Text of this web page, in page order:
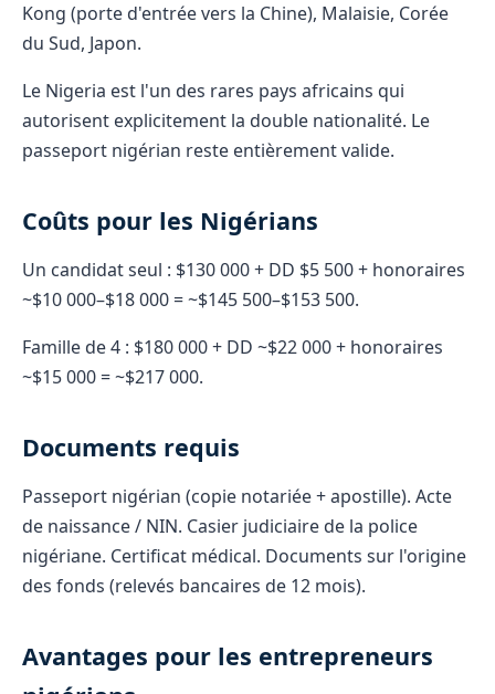
Kong (porte d'entrée vers la Chine), Malaisie, Corée
du Sud, Japon.
Le Nigeria est l'un des rares pays africains qui
autorisent explicitement la double nationalité. Le
passeport nigérian reste entièrement valide.
Coûts pour les Nigérians
Un candidat seul : $130 000 + DD $5 500 + honoraires
~$10 000–$18 000 = ~$145 500–$153 500.
Famille de 4 : $180 000 + DD ~$22 000 + honoraires
~$15 000 = ~$217 000.
Documents requis
Passeport nigérian (copie notariée + apostille). Acte
de naissance / NIN. Casier judiciaire de la police
nigériane. Certificat médical. Documents sur l'origine
des fonds (relevés bancaires de 12 mois).
Avantages pour les entrepreneurs